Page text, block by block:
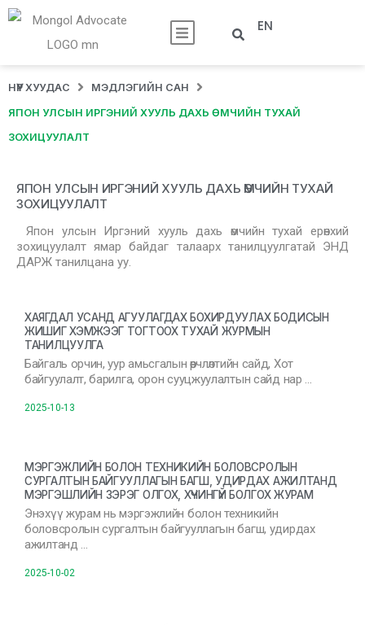
EN
НҮҮР ХУУДАС МЭДЛЭГИЙН САН
ЯПОН УЛСЫН ИРГЭНИЙ ХУУЛЬ ДАХЬ ӨМЧИЙН ТУХАЙ
ЗОХИЦУУЛАЛТ
ЯПОН УЛСЫН ИРГЭНИЙ ХУУЛЬ ДАХЬ ӨМЧИЙН ТУХАЙ
ЗОХИЦУУЛАЛТ
Япон улсын Иргэний хууль дахь өмчийн тухай ерөнхий
зохицуулалт ямар байдаг талаарх танилцуулгатай ЭНД
ДАРЖ танилцана уу.
ХАЯГДАЛ УСАНД АГУУЛАГДАХ БОХИРДУУЛАХ БОДИСЫН
ЖИШИГ ХЭМЖЭЭГ ТОГТООХ ТУХАЙ ЖУРМЫН
ТАНИЛЦУУЛГА
Байгаль орчин, уур амьсгалын өөрчлөлтийн сайд, Хот
байгуулалт, барилга, орон сууцжуулалтын сайд нар …
2025-10-13
МЭРГЭЖЛИЙН БОЛОН ТЕХНИКИЙН БОЛОВСРОЛЫН
СУРГАЛТЫН БАЙГУУЛЛАГЫН БАГШ, УДИРДАХ АЖИЛТАНД
МЭРГЭШЛИЙН ЗЭРЭГ ОЛГОХ, ХҮЧИНГҮЙ БОЛГОХ ЖУРАМ
Энэхүү журам нь мэргэжлийн болон техникийн
боловсролын сургалтын байгууллагын багш, удирдах
ажилтанд …
2025-10-02